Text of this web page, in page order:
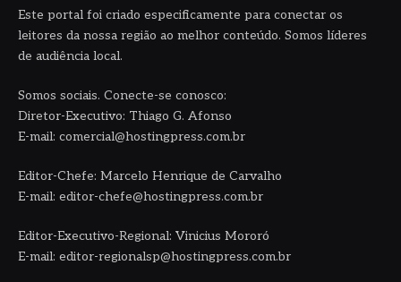
Este portal foi criado especificamente para conectar os
leitores da nossa região ao melhor conteúdo. Somos líderes
de audiência local.
Somos sociais. Conecte-se conosco:
Diretor-Executivo: Thiago G. Afonso
E-mail: comercial@hostingpress.com.br
Editor-Chefe: Marcelo Henrique de Carvalho
E-mail: editor-chefe@hostingpress.com.br
Editor-Executivo-Regional: Vinicius Mororó
E-mail: editor-regionalsp@hostingpress.com.br